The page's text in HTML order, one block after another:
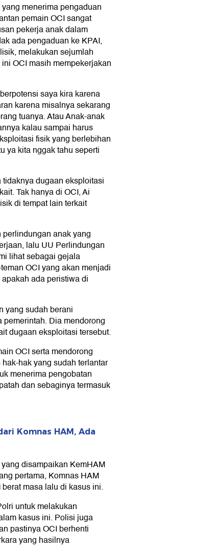
menerima pengaduan
pemain OCI sangat
pekerja anak dalam
ada pengaduan ke KPAI,
melakukan sejumlah
OCI masih mempekerjakan
saya kira karena
karena misalnya sekarang
tuanya. Atau Anak-anak
kalau sampai harus
fisik yang berlebihan
ya kita nggak tahu seperti
dugaan eksploitasi
Tak hanya di OCI, Ai
di tempat lain terkait
anak yang
lalu UU Perlindungan
lihat sebagai gejala
OCI yang akan menjadi
ada peristiwa di
yang sudah berani
Dia mendorong
dugaan eksploitasi tersebut.
OCI serta mendorong
hak yang sudah terlantar
menerima pengobatan
dan sebaginya termasuk
Komnas HAM, Ada
disampaikan KemHAM
pertama, Komnas HAM
masa lalu di kasus ini.
untuk melakukan
kasus ini. Polisi juga
pastinya OCI berhenti
yang hasilnya